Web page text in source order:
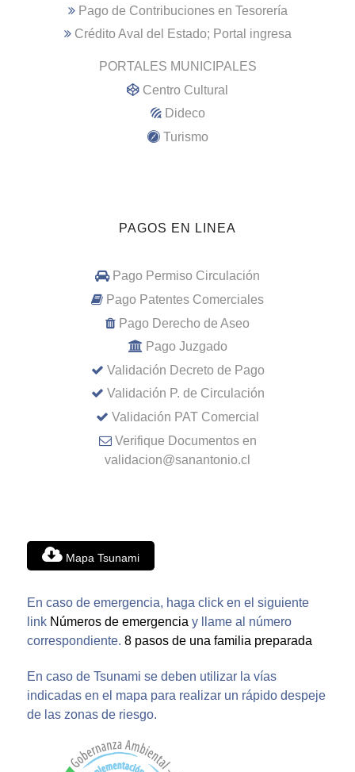
Pago de Contribuciones en Tesorería
Crédito Aval del Estado; Portal ingresa
PORTALES MUNICIPALES
Centro Cultural
Dideco
Turismo
PAGOS EN LINEA
Pago Permiso Circulación
Pago Patentes Comerciales
Pago Derecho de Aseo
Pago Juzgado
Validación Decreto de Pago
Validación P. de Circulación
Validación PAT Comercial
Verifique Documentos en
validacion@sanantonio.cl
Mapa Tsunami
En caso de emergencia, haga click en el siguiente
link Números de emergencia y llame al número
correspondiente. 8 pasos de una familia preparada
En caso de Tsunami se deben utilizar la vías
indicadas en el mapa para realizar un rápido despeje
de las zonas de riesgo.